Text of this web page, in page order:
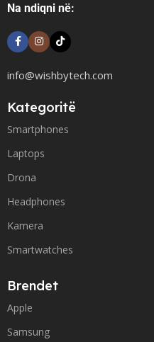
Na ndiqni në:
info@wishbytech.com
Kategoritë
Smartphones
Laptops
Drona
Headphones
Kamera
Smartwatches
Brendet
Apple
Samsung